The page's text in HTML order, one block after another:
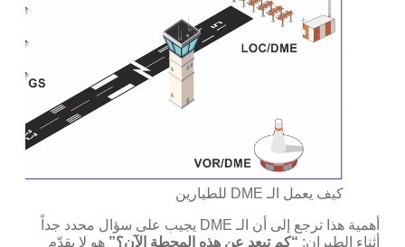
كيف يعمل الـ DME للطيارين
أهمية هذا ترجع إلى أن الـ DME يجيب على سؤال محدد جداً
أثناء الطيران: “كم تبعد عن هذه المحطة الآن؟” هو لا يقدّم